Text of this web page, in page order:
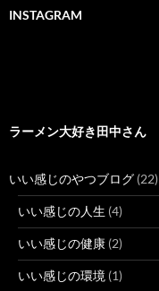
INSTAGRAM
ラーメン大好き田中さん
いい感じのやつブログ (22)
いい感じの人生 (4)
いい感じの健康 (2)
いい感じの環境 (1)